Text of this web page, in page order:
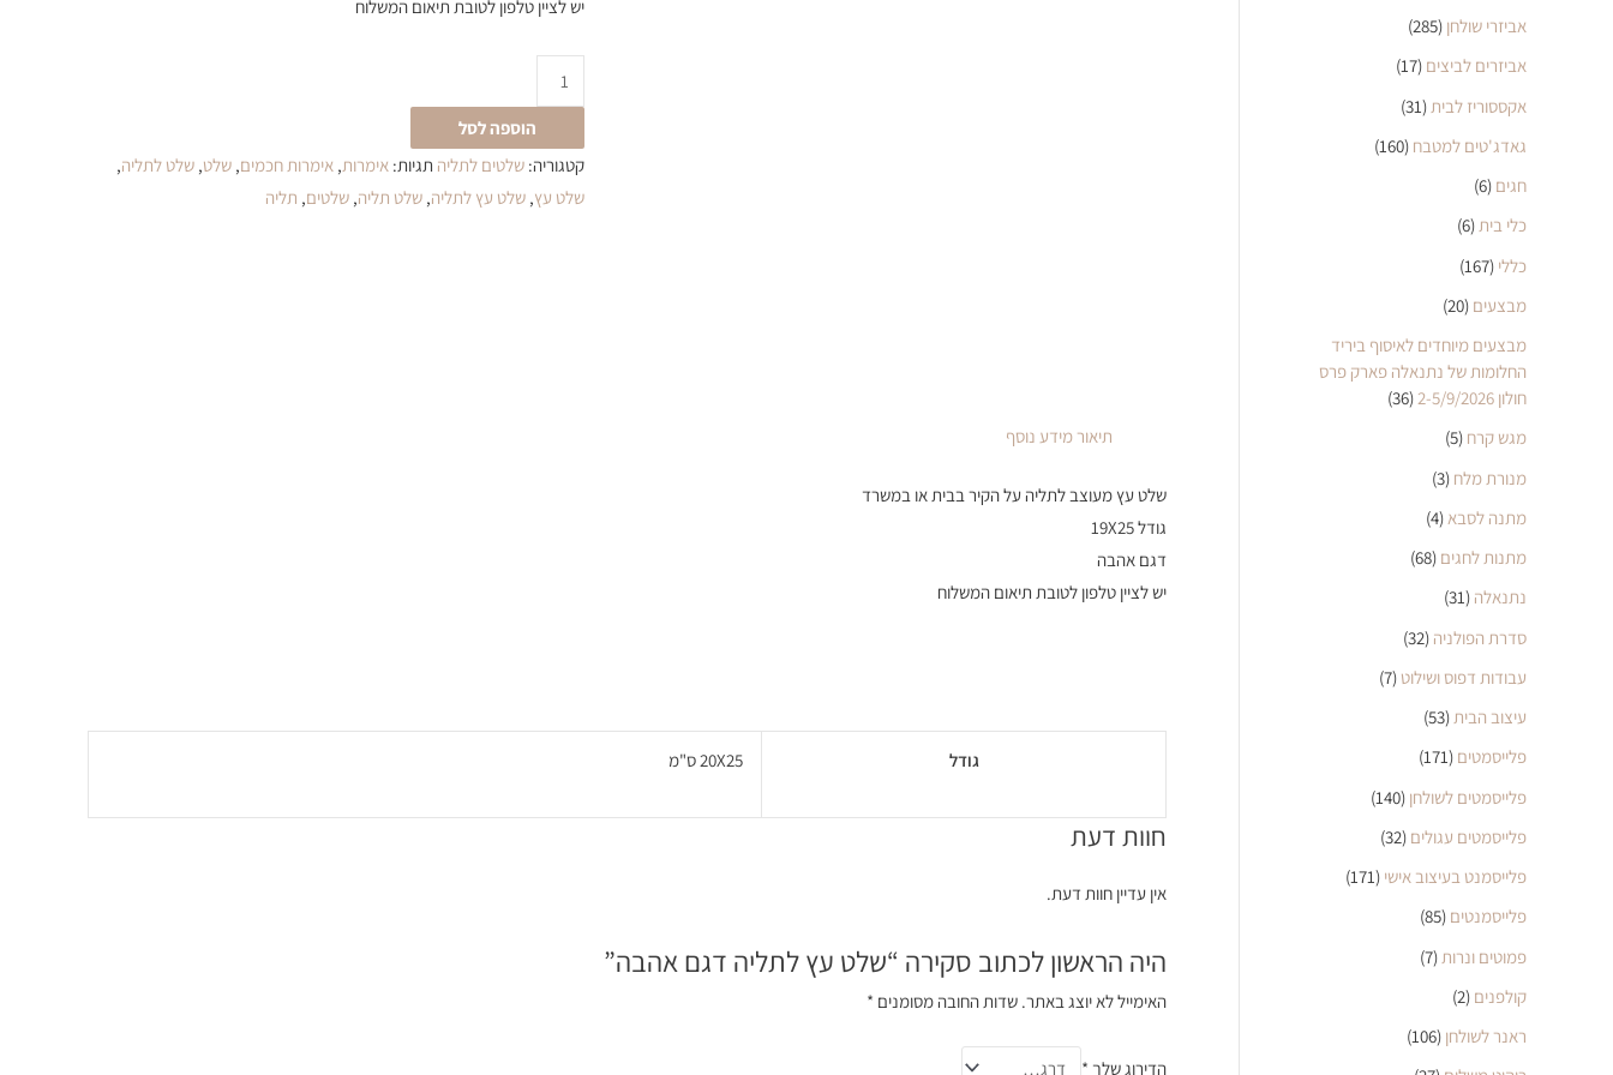
אביזרי שולחן (285)
אביזרים לביצים (17)
אקססוריז לבית (31)
גאדג'טים למטבח (160)
חגים (6)
כלי בית(6)
כללי (167)
מבצעים (20)
מבצעים מיוחדים לאיסוף ביריד
החלומות של נתנאלה פארק פרס
חולון 2-5/9/2026
(36)
מגש קרח (5)
מנורת מלח (3)
מתנה לסבא (4)
מתנות לחגים (68)
נתנאלה (31)
סדרת הפולניה (32)
עבודות דפוס ושילוט (7)
עיצוב הבית(53)
פלייסמטים (171)
פלייסמטים לשולחן (140)
פלייסמטים עגולים (32)
פלייסמנט בעיצוב אישי (171)
פלייסמנטים (85)
פמוטים ונרות (7)
קולפנים (2)
ראנר לשולחן (106)
יש לציין טלפון לטובת תיאום המשלוח
הוספה לסל
קטגוריה:שלטים לתליה תגיות:אימרות,אימרות חכמים,שלט,שלט לתליה,
שלט עץ,שלט עץ לתליה,שלט תליה,שלטים, תליה
תיאורמידע נוסף
שלט עץ מעוצב לתליה על הקיר בבית או במשרד
גודל 19X25
דגם אהבה
יש לציין טלפון לטובת תיאום המשלוח
גודל 20X25 ס"מ
חוות דעת
אין עדיין חוות דעת.
היה הראשון לכתוב סקירה “שלט עץ לתליה דגם אהבה”
האימייל לא יוצג באתר. שדות החובה מסומנים *
הדירוג שלך *